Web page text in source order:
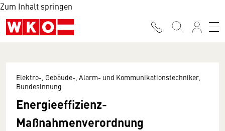
Zum Inhalt springen
Elektro-, Gebäude-, Alarm- und Kommunikationstechniker,
Bundesinnung
Energieeffizienz-
Maßnahmenverordnung